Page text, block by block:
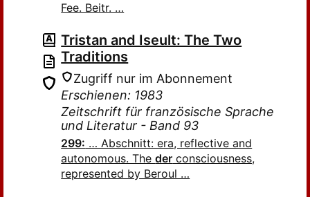
Fee. Beitr. …
Tristan and Iseult: The Two
Traditions
Zugriff nur im Abonnement
Erschienen: 1983
Zeitschrift für französische Sprache
und Literatur - Band 93
299: … Abschnitt: era, reflective and
autonomous. Theder consciousness,
represented by Beroul …